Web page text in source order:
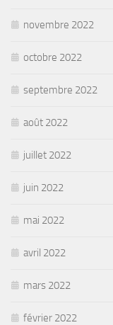
novembre 2022
octobre 2022
septembre 2022
août 2022
juillet 2022
juin 2022
mai 2022
avril 2022
mars 2022
février 2022